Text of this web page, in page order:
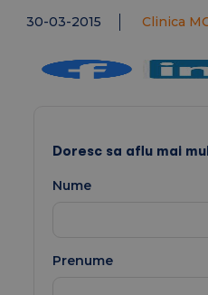
Doresc sa aflu mai
Nume
Prenume
30-03-2015
Clinica